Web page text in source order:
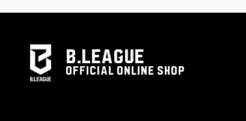
B.LEAGUE
OFFICIAL ONLINE SHOP